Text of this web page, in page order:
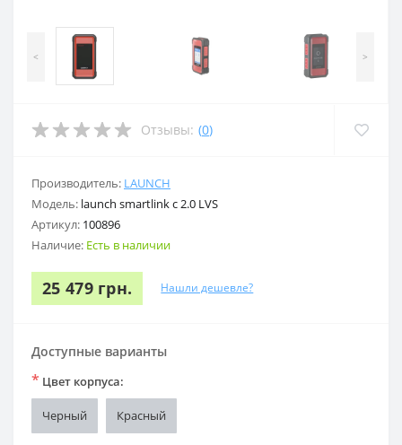
< >
Отзывы: (0)
Производитель: LAUNCH
Модель: launch smartlink c 2.0 LVS
Артикул: 100896
Наличие: Есть в наличии
25 479 грн. Нашли дешевле?
Доступные варианты
* Цвет корпуса:
Черный Красный